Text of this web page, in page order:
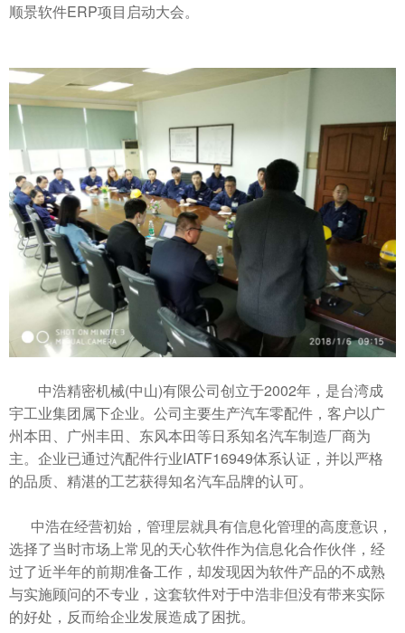
顺景软件ERP项目启动大会。
中浩精密机械(中山)有限公司创立于2002年，是台湾成
宇工业集团属下企业。公司主要生产汽车零配件，客户以广
州本田、广州丰田、东风本田等日系知名汽车制造厂商为
主。企业已通过汽配件行业IATF16949体系认证，并以严格
的品质、精湛的工艺获得知名汽车品牌的认可。
中浩在经营初始，管理层就具有信息化管理的高度意识，
选择了当时市场上常见的天心软件作为信息化合作伙伴，经
过了近半年的前期准备工作，却发现因为软件产品的不成熟
与实施顾问的不专业，这套软件对于中浩非但没有带来实际
的好处，反而给企业发展造成了困扰。